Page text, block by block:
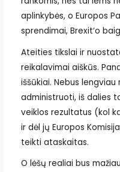
aplinkybės, o Europos
sprendimai, Brexit‘o
Ateities tikslai ir
reikalavimai aiškūs.
iššūkiai. Nebus
administruoti, iš dalies
veiklos rezultatus (kol
ir dėl jų Europos
teikti ataskaitas.
O lėšų realiai bus